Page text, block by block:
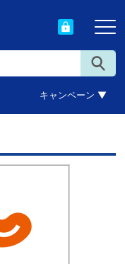
キャンペーン ▼